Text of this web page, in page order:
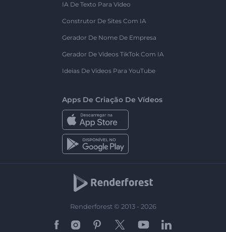
IA De Texto Para Vídeo
Construtor De Sites Com IA
Gerador De Nome De Empresa
Gerador De Vídeos TikTok Com IA
Ideias De Vídeos Para YouTube
Apps De Criação De Vídeos
Renderforest © 2013 - 2026